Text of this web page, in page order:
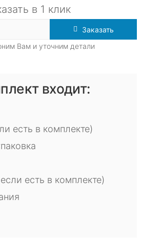
в 1 клик
Заказать
Вам и уточним детали
входит:
есть в комплекте)
есть в комплекте)